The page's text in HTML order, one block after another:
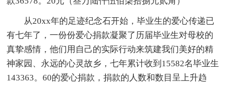
从20xx年的足迹纪念石开始，毕业生的爱心传递已
有七年了，一份份爱心捐款凝聚了历届毕业生对母校的
真挚感情，他们用自己的实际行动来筑建我们美好的精
神家园、永远的心灵故乡，七年累计收到15582名毕业生
143363。60的爱心捐款，捐款的人数和数目呈上升趋